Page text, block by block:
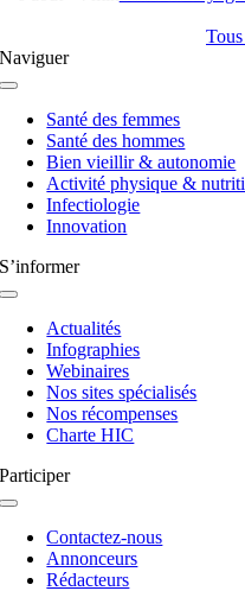
Naviguer
Navigation
basculeSanté des femmes
Santé des hommes
Bien vieillir & autonomie
Activité physique &
Infectiologie
Innovation
S’informer
Navigation
basculeActualités
Infographies
Webinaires
Nos sites spécialisés
Nos récompenses
Charte HIC
Participer
Navigation
basculeContactez-nous
Annonceurs
Rédacteurs